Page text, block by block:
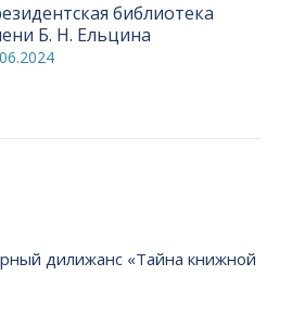
библиотека
Б. Н. Ельцина
дилижанс «Тайна книжной